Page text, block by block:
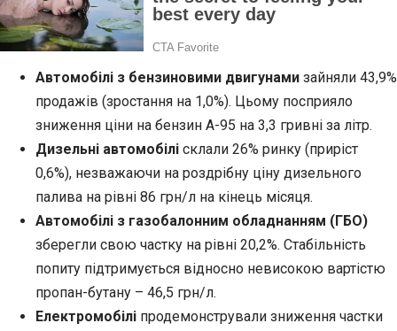
Автомобілі з бензиновими двигунами зайняли 43,9%
продажів (зростання на 1,0%). Цьому посприяло
зниження ціни на бензин А-95 на 3,3 гривні за літр.
Дизельні автомобілі склали 26% ринку (приріст
0,6%), незважаючи на роздрібну ціну дизельного
палива на рівні 86 грн/л на кінець місяця.
Автомобілі з газобалонним обладнанням (ГБО)
зберегли свою частку на рівні 20,2%. Стабільність
попиту підтримується відносно невисокою вартістю
пропан-бутану – 46,5 грн/л.
Електромобілі продемонстрували зниження частки